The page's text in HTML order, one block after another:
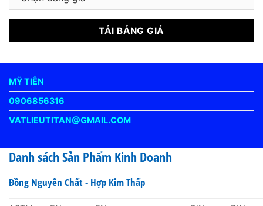
MỸ TIÊN
0906856316
VATLIEUTITAN@GMAIL.COM
Danh sách Sản Phẩm Kinh Doanh
Đồng Nguyên Chất - Hợp Kim Thấp